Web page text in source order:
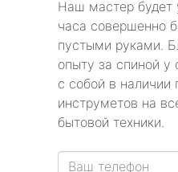
Наш мастер будет
часа совершенно
пустыми руками.
опыту за спиной у
с собой в наличии
инструметов на
бытовой техники.